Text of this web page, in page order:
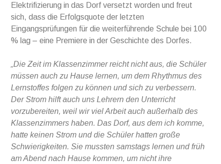
Elektrifizierung in das Dorf versetzt worden und freut
sich, dass die Erfolgsquote der letzten
Eingangsprüfungen für die weiterführende Schule bei 100
% lag – eine Premiere in der Geschichte des Dorfes.
„Die Zeit im Klassenzimmer reicht nicht aus, die Schüler
müssen auch zu Hause lernen, um dem Rhythmus des
Lernstoffes folgen zu können und sich zu verbessern.
Der Strom hilft auch uns Lehrern den Unterricht
vorzubereiten, weil wir viel Arbeit auch außerhalb des
Klassenzimmers haben. Das Dorf, aus dem ich komme,
hatte keinen Strom und die Schüler hatten große
Schwierigkeiten. Sie mussten samstags lernen und früh
am Abend nach Hause kommen, um nicht ihre